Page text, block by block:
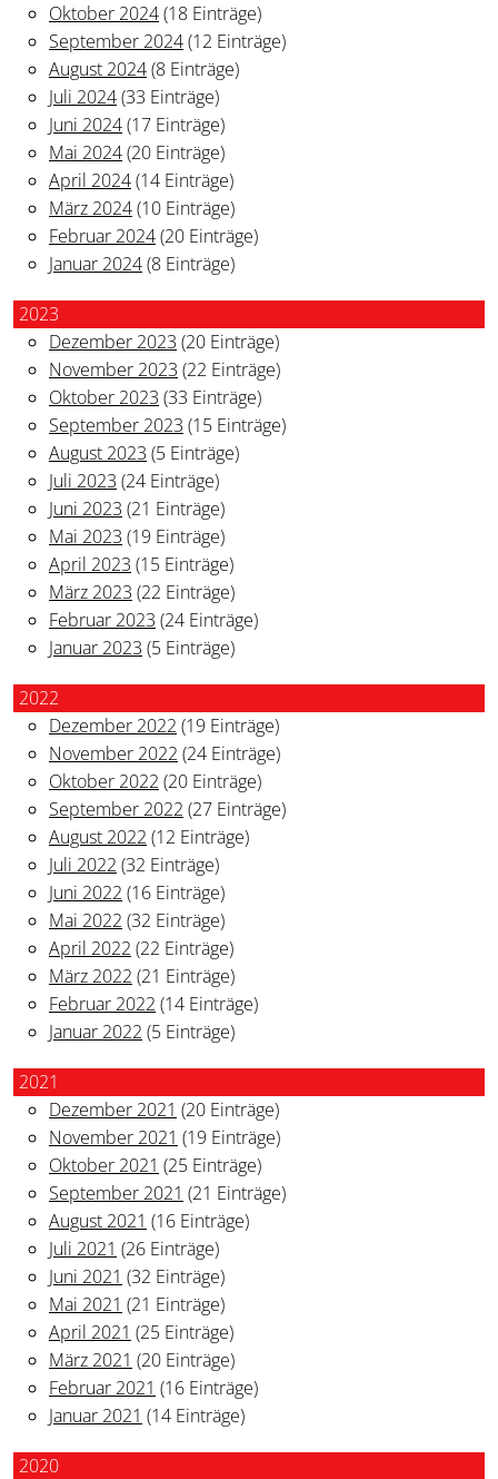
Oktober 2024(18 Einträge)
September 2024(12 Einträge)
August 2024(8 Einträge)
Juli 2024(33 Einträge)
Juni 2024(17 Einträge)
Mai 2024(20 Einträge)
April 2024(14 Einträge)
März 2024(10 Einträge)
Februar 2024(20 Einträge)
Januar 2024(8 Einträge)
2023
Dezember 2023 (20 Einträge)
November 2023 (22 Einträge)
Oktober 2023 (33 Einträge)
September 2023 (15 Einträge)
August 2023 (5 Einträge)
Juli 2023 (24 Einträge)
Juni 2023 (21 Einträge)
Mai 2023 (19 Einträge)
April 2023 (15 Einträge)
März 2023 (22 Einträge)
Februar 2023 (24 Einträge)
Januar 2023 (5 Einträge)
2022
Dezember 2022 (19 Einträge)
November 2022 (24 Einträge)
Oktober 2022 (20 Einträge)
September 2022 (27 Einträge)
August 2022 (12 Einträge)
Juli 2022 (32 Einträge)
Juni 2022 (16 Einträge)
Mai 2022 (32 Einträge)
April 2022 (22 Einträge)
März 2022 (21 Einträge)
Februar 2022 (14 Einträge)
Januar 2022 (5 Einträge)
2021
Dezember 2021 (20 Einträge)
November 2021 (19 Einträge)
Oktober 2021 (25 Einträge)
September 2021 (21 Einträge)
August 2021 (16 Einträge)
Juli 2021 (26 Einträge)
Juni 2021 (32 Einträge)
Mai 2021 (21 Einträge)
April 2021 (25 Einträge)
März 2021 (20 Einträge)
Februar 2021 (16 Einträge)
Januar 2021 (14 Einträge)
2020